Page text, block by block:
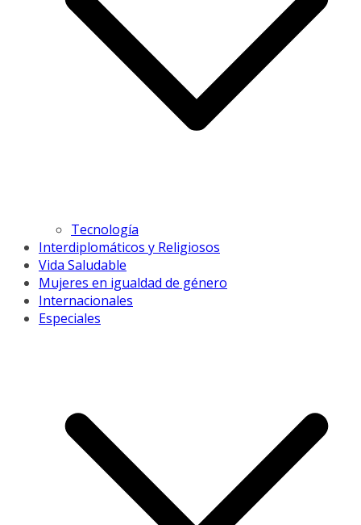
Tecnología
Interdiplomáticos y Religiosos
Vida Saludable
Mujeres en igualdad de género
Internacionales
Especiales